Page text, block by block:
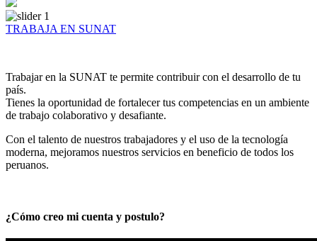
TRABAJA EN SUNAT
Trabajar en la SUNAT te permite contribuir con el desarrollo de tu
país.
Tienes la oportunidad de fortalecer tus competencias en un ambiente
de trabajo colaborativo y desafiante.
Con el talento de nuestros trabajadores y el uso de la tecnología
moderna, mejoramos nuestros servicios en beneficio de todos los
peruanos.
¿Cómo creo mi cuenta y postulo?